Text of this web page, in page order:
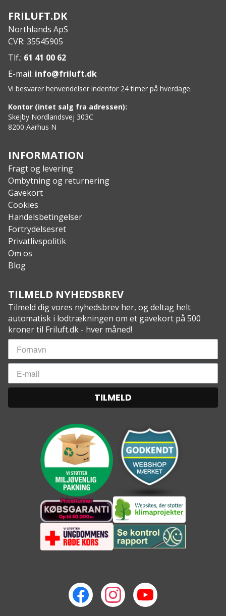
Praktisk tap til nem påfyldning og hældning
Specs:
Kapacitet: 8 liter
Materiale: Plastik
FRILUFT.DK
Northlands ApS
CVR: 35545905
Tlf.: 61 41 00 62
E-mail: info@friluft.dk
Vi besvarer henvendelser indenfor 24 timer på hverdage.
Kontor (intet salg fra adressen):
Skejby Nordlandsvej 303C
8200 Aarhus N
INFORMATION
Fragt og levering
Ombytning og returnering
Gavekort
Cookies
Handelsbetingelser
Fortrydelsesret
Privatlivspolitik
Om os
Blog
TILMELD NYHEDSBREV
Tilmeld dig vores nyhedsbrev her, og deltag helt
automatisk i lodtrækningen om et gavekort på 500
kroner til Friluft.dk - hver måned!
TILMELD